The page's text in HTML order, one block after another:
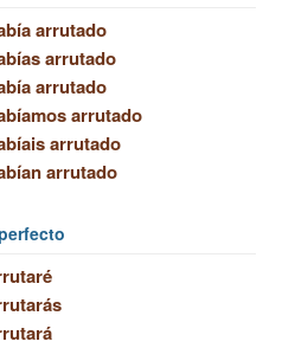
arrutado
arrutado
arrutado
arrutado
arrutado
arrutado